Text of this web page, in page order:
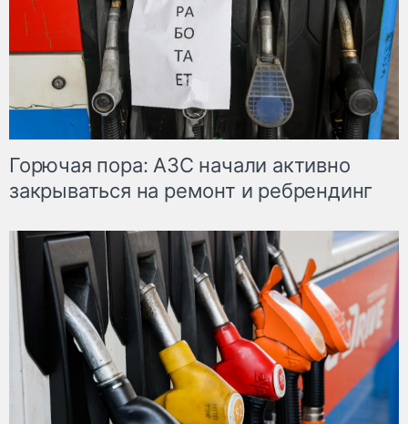
Горючая пора: АЗС начали активно
закрываться на ремонт и ребрендинг